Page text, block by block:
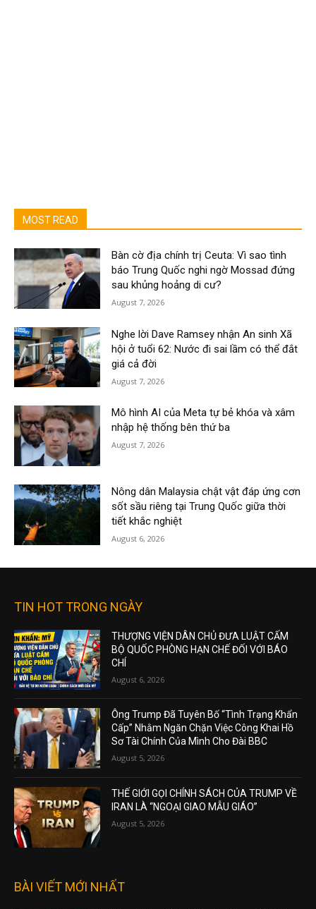
MOST READ
Bàn cờ địa chính trị Ceuta: Vì sao tình
báo Trung Quốc nghi ngờ Mossad đứng
sau khủng hoảng di cư?
August 7, 2026
Nghe lời Dave Ramsey nhận An sinh Xã
hội ở tuổi 62: Nước đi sai lầm có thể đắt
giá cả đời
August 7, 2026
Mô hình AI của Meta tự bẻ khóa và xâm
nhập hệ thống bên thứ ba
August 7, 2026
Nông dân Malaysia chật vật đáp ứng cơn
sốt sầu riêng tại Trung Quốc giữa thời
tiết khắc nghiệt
August 6, 2026
TIN HOT TRONG NGÀY
THƯỢNG VIỆN DÂN CHỦ ĐƯA LUẬT CẤM
BỘ QUỐC PHÒNG HẠN CHẾ ĐỐI VỚI BÁO
CHÍ
August 6, 2026
Ông Trump Đã Tuyên Bố “Tình Trạng Khẩn
Cấp” Nhằm Ngăn Chặn Việc Công Khai Hồ
Sơ Tài Chính Của Mình Cho Đài BBC
August 5, 2026
THẾ GIỚI GỌI CHÍNH SÁCH CỦA TRUMP VỀ
IRAN LÀ “NGOẠI GIAO MẪU GIÁO”
August 5, 2026
BÀI VIẾT MỚI NHẤT